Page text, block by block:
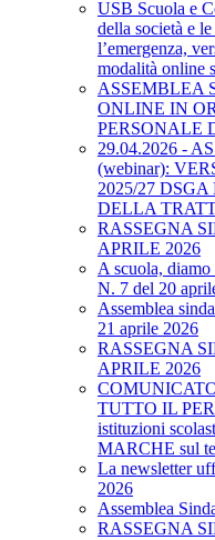
USB Scuola e
della società e
l’emergenza,
modalità online
ASSEMBLEA
ONLINE IN
PERSONALE
29.04.2026 -
(webinar):
2025/27
DELLA
RASSEGNA
APRILE 2026
A scuola,
N. 7 del 20
Assemblea
21 aprile 2026
RASSEGNA
APRILE 2026
TUTTO IL
istituzioni
MARCHE sul
La newsletter
2026
Assemblea
RASSEGNA